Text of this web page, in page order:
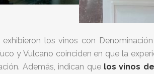
los vinos con
y Vulcano coinciden en que la
Además, indican que los vinos